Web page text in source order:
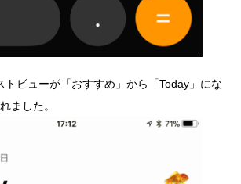
トビューが「おすすめ」から「Today」にな
ました。